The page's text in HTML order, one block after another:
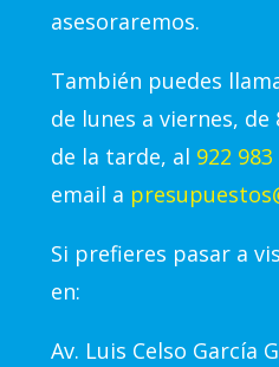
asesoraremos.
También puedes
de lunes a viernes, de
de la tarde, al 922 983
email a
Si prefieres pasar a
en:
Av. Luis Celso García